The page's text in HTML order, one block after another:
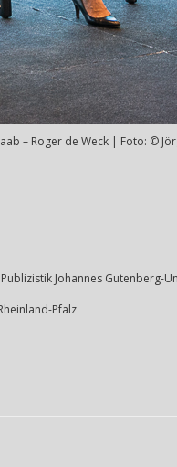
– Roger de Weck | Foto: ©
Johannes Gutenberg-
Pfalz